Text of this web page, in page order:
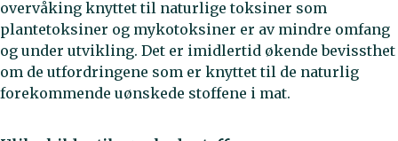
overvåking knyttet til naturlige toksiner som
plantetoksiner og mykotoksiner er av mindre omfang
og under utvikling. Det er imidlertid økende bevissthet
om de utfordringene som er knyttet til de naturlig
forekommende uønskede stoffene i mat.